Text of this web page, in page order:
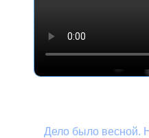
Дело было весной.